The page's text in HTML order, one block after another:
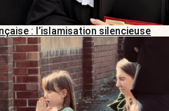
: l’islamisation silencieuse